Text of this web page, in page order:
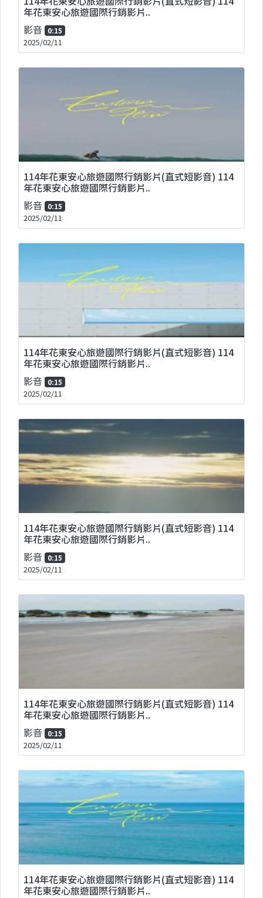
年花東安心旅遊國際行銷影片..
影音 0:15
2025/02/11
114年花東安心旅遊國際行銷影片(直式短影音) 114
年花東安心旅遊國際行銷影片..
影音 0:15
2025/02/11
114年花東安心旅遊國際行銷影片(直式短影音) 114
年花東安心旅遊國際行銷影片..
影音 0:15
2025/02/11
114年花東安心旅遊國際行銷影片(直式短影音) 114
年花東安心旅遊國際行銷影片..
影音 0:15
2025/02/11
114年花東安心旅遊國際行銷影片(直式短影音) 114
年花東安心旅遊國際行銷影片..
影音 0:15
2025/02/11
114年花東安心旅遊國際行銷影片(直式短影音) 114
年花東安心旅遊國際行銷影片..